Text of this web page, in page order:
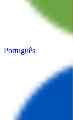
Português